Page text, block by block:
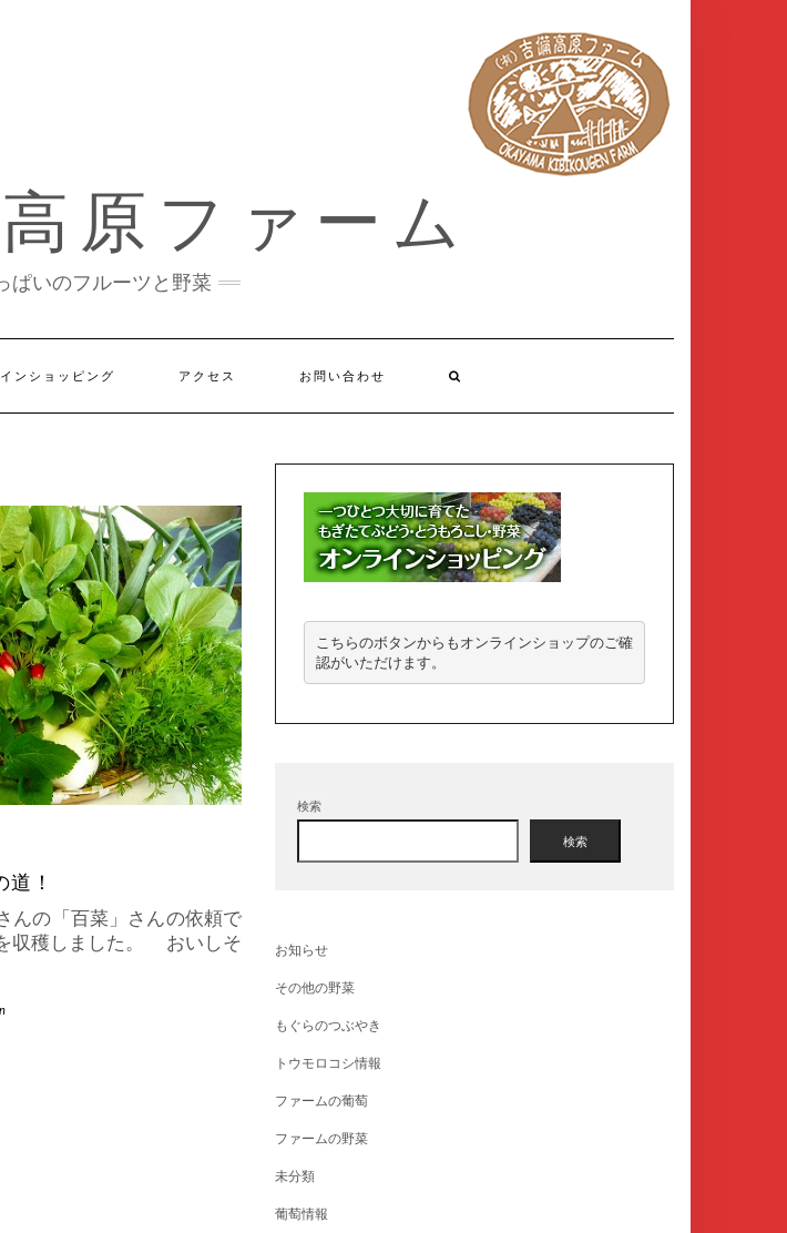
原ファーム
ぱいのフルーツと野菜
ンショッピング アクセス お問い合わせ
！
んの「百菜」さんの依頼で
収穫しました。 おいしそ
こちらのボタンからもオンラインショップのご確
認がいただけます。
検索
検索
お知らせ
その他の野菜
もぐらのつぶやき
トウモロコシ情報
ファームの葡萄
ファームの野菜
未分類
葡萄情報